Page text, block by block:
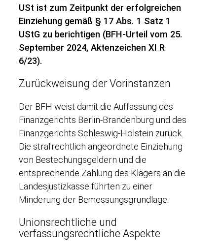
USt ist zum Zeitpunkt der erfolgreichen
Einziehung gemäß § 17 Abs. 1 Satz 1
UStG zu berichtigen (BFH-Urteil vom 25.
September 2024, Aktenzeichen XI R
6/23).
Zurückweisung der Vorinstanzen
Der BFH weist damit die Auffassung des
Finanzgerichts Berlin-Brandenburg und des
Finanzgerichts Schleswig-Holstein zurück.
Die strafrechtlich angeordnete Einziehung
von Bestechungsgeldern und die
entsprechende Zahlung des Klägers an die
Landesjustizkasse führten zu einer
Minderung der Bemessungsgrundlage.
Unionsrechtliche und
verfassungsrechtliche Aspekte